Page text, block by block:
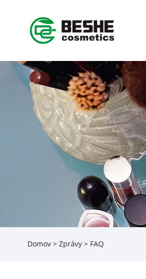
Domov > Zprávy> FAQ